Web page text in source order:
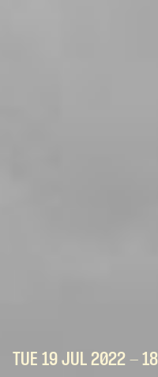
TUE 19 JUL 2022 -